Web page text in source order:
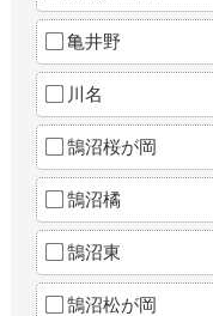
亀井野
川名
鵠沼桜が岡
鵠沼橘
鵠沼東
鵠沼松が岡